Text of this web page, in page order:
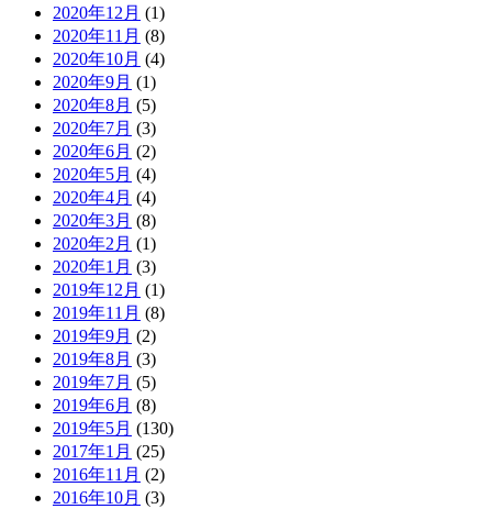
2020年12月 (1)
2020年11月 (8)
2020年10月 (4)
2020年9月 (1)
2020年8月 (5)
2020年7月 (3)
2020年6月 (2)
2020年5月 (4)
2020年4月 (4)
2020年3月 (8)
2020年2月 (1)
2020年1月 (3)
2019年12月 (1)
2019年11月 (8)
2019年9月 (2)
2019年8月 (3)
2019年7月 (5)
2019年6月 (8)
2019年5月 (130)
2017年1月 (25)
2016年11月 (2)
2016年10月 (3)